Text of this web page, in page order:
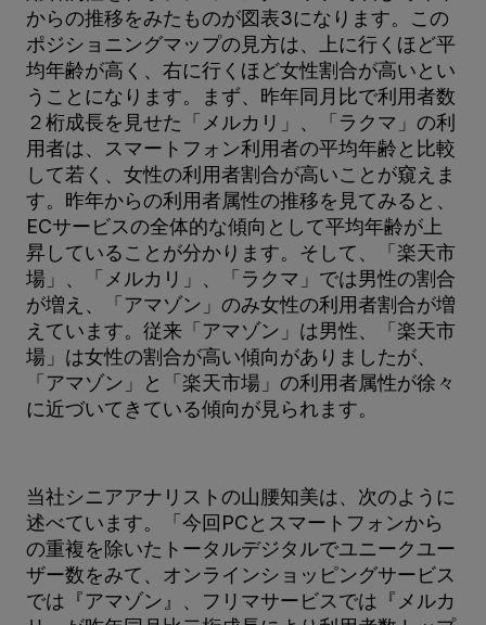
からの推移をみたものが図表3になります。この
ポジショニングマップの見方は、上に行くほど平
均年齢が高く、右に行くほど女性割合が高いとい
うことになります。まず、昨年同月比で利用者数
２桁成長を見せた「メルカリ」、「ラクマ」の利
用者は、スマートフォン利用者の平均年齢と比較
して若く、女性の利用者割合が高いことが窺えま
す。昨年からの利用者属性の推移を見てみると、
ECサービスの全体的な傾向として平均年齢が上
昇していることが分かります。そして、「楽天市
場」、「メルカリ」、「ラクマ」では男性の割合
が増え、「アマゾン」のみ女性の利用者割合が増
えています。従来「アマゾン」は男性、「楽天市
場」は女性の割合が高い傾向がありましたが、
「アマゾン」と「楽天市場」の利用者属性が徐々
に近づいてきている傾向が見られます。
当社シニアアナリストの山腰知美は、次のように
述べています。「今回PCとスマートフォンから
の重複を除いたトータルデジタルでユニークユー
ザー数をみて、オンラインショッピングサービス
では『アマゾン』、フリマサービスでは『メルカ